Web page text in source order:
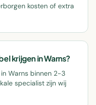
kosten of extra
krijgen in Warns?
Warns binnen 2-3
specialist zijn wij